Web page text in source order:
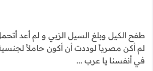
طفح الكيل وبلغ السيل الزبي و لم أعد
لم أكن مصرياً لوددت أن أكون حاملاً
في أنفسنا يا عرب ...